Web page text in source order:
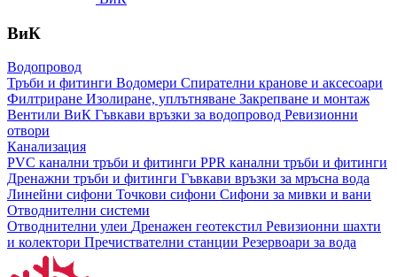
ВиК
Водопровод
Тръби и фитинги Водомери Спирателни кранове и аксесоари
Филтриране Изолиране, уплътняване Закрепване и монтаж
Вентили ВиК Гъвкави връзки за водопровод Ревизионни
отвори
Канализация
PVC канални тръби и фитинги PPR канални тръби и фитинги
Дренажни тръби и фитинги Гъвкави връзки за мръсна вода
Линейни сифони Точкови сифони Сифони за мивки и вани
Отводнителни системи
Отводнителни улеи Дренажен геотекстил Ревизионни шахти
и колектори Пречиствателни станции Резервоари за вода